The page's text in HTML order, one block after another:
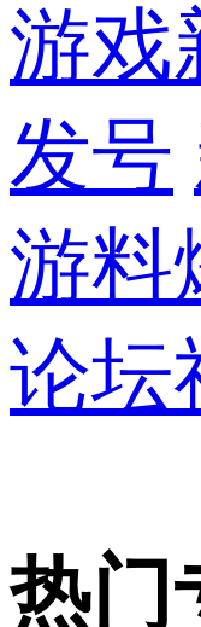
游戏
发号
游料
论坛
热门